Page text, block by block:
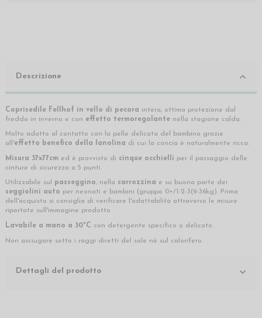
Descrizione
Coprisedile Fellhof in vello di pecora intera, ottima protezione dal
freddo in inverno e con effetto termoregolante nella stagione calda.
Molto adatto al contatto con la pelle delicata del bambino grazie
all'effetto benefico della lanolina di cui la concia è naturalmente ricca.
Misura 37x77cm ed è provvisto di cinque occhielli per il passaggio delle
cinture di sicurezza a 5 punti.
Utilizzabile sul passeggino, nella carrozzina e su buona parte dei
seggiolini auto per neonati e bambini (gruppo 0+/1-2-3(9-36kg ). Prima
dell'acquisto si consiglia di verificare l'adattabilità attraverso le misure
riportate sull'immagine prodotto
Lavabile a mano a 30°C con detergente specifico o delicato.
Non asciugare sotto i raggi diretti del sole né sul calorifero.
Dettagli del prodotto